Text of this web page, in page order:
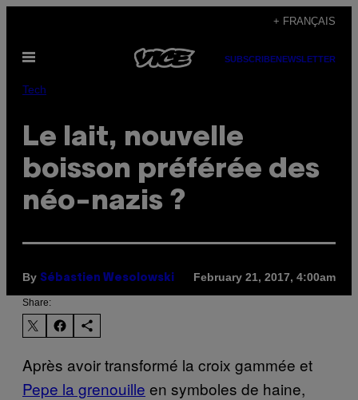
content
+ FRANÇAIS
Open
SUBSCRIBENEWSLETTER
Tech
Le lait, nouvelle
boisson préférée des
néo-nazis ?
By Sébastien Wesolowski February 21, 2017, 4:00am
Share:
Après avoir transformé la croix gammée et
Pepe la grenouille en symboles de haine,